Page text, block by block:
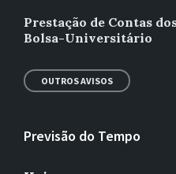
Prestação de Contas
Bolsa-Universitário
OUTROS AVISOS
Previsão do Tempo